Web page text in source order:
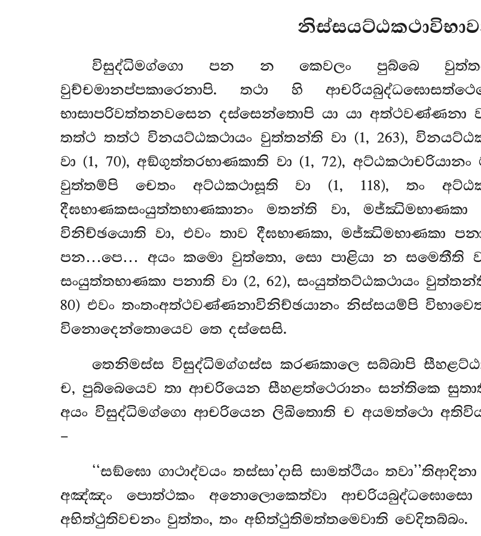
විසුද්ධිමග්ගො පන න කෙවලං පුබ්බෙ
වුච්චමානප්පකාරෙනාපි. තථා හි
භාසාපරිවත්තනවසෙන දස්සෙන්තොපි යා යා අත්ථවණ්ණනා
තත්ථ තත්ථ විනයට්ඨකථායං වුත්තන්ති වා (1, 263),
වා (1, 70), අඞ්ගුත්තරභාණකාති වා (1, 72),
වුත්තම්පි චෙතං අට්ඨකථාසූති වා (1, 118), තං
දීඝභාණකසංයුත්තභාණකානං මතන්ති වා, මජ්ඣිමභාණකා
විනිච්ඡයොති වා, එවං තාව දීඝභාණකා, මජ්ඣිමභාණකා
පන…පෙ… අයං කමො වුත්තො, සො පාළියා න සමෙතීති වා
සංයුත්තභාණකා පනාති වා (2, 62), සංයුත්තට්ඨකථායං
80) එවං තංතංඅත්ථවණ්ණනාවිනිච්ඡයානං නිස්සයම්පි
විනොදෙන්තොයෙව තෙ දස්සෙසි.
තෙනිමස්ස විසුද්ධිමග්ගස්ස කරණකාලෙ සබ්බාපි
ච, පුබ්බෙයෙව තා ආචරියෙන සීහළත්ථෙරානං සන්තිකෙ
අයං විසුද්ධිමග්ගො ආචරියෙන ලිඛිතොති ච අයමත්ථො අතිවිය
–
‘‘සඞ්ඝො ගාථාද්වයං තස්සා’දාසි සාමත්ථියං
අඤ්ඤං පොත්ථකං අනොලොකෙත්වා ආචරියබුද්ධඝොසො
අභිත්ථුතිවචනං වුත්තං, තං අභිත්ථුතිමත්තමෙවාති වෙදිතබ්බං.